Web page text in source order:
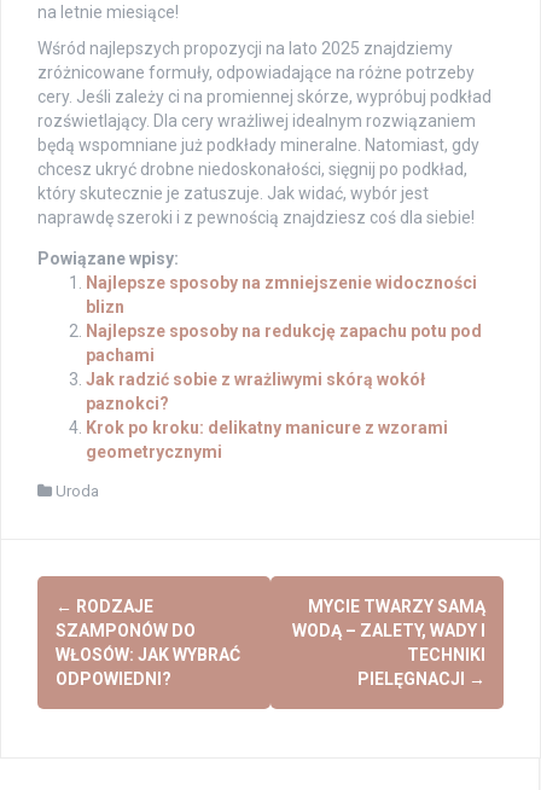
na letnie miesiące!
Wśród najlepszych propozycji na lato 2025 znajdziemy
zróżnicowane formuły, odpowiadające na różne potrzeby
cery. Jeśli zależy ci na promiennej skórze, wypróbuj podkład
rozświetlający. Dla cery wrażliwej idealnym rozwiązaniem
będą wspomniane już podkłady mineralne. Natomiast, gdy
chcesz ukryć drobne niedoskonałości, sięgnij po podkład,
który skutecznie je zatuszuje. Jak widać, wybór jest
naprawdę szeroki i z pewnością znajdziesz coś dla siebie!
Powiązane wpisy:
Najlepsze sposoby na zmniejszenie widoczności
blizn
Najlepsze sposoby na redukcję zapachu potu pod
pachami
Jak radzić sobie z wrażliwymi skórą wokół
paznokci?
Krok po kroku: delikatny manicure z wzorami
geometrycznymi
Uroda
Post
navigation
← RODZAJE
SZAMPONÓW DO
WŁOSÓW: JAK WYBRAĆ
ODPOWIEDNI?
MYCIE TWARZY SAMĄ
WODĄ – ZALETY, WADY I
TECHNIKI
PIELĘGNACJI
→